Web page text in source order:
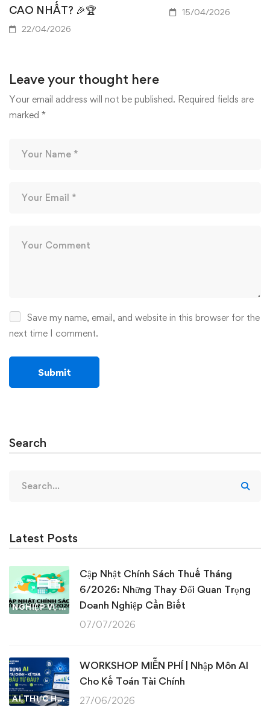
CAO NHẤT? 🎉🏆
22/04/2026
15/04/2026
Leave your thought here
Your email address will not be published. Required fields are
marked *
Save my name, email, and website in this browser for the
next time I comment.
Search
for:
Latest Posts
NGHIỆP VỤ KẾ TOÁN & THUẾ
Cập Nhật Chính Sách Thuế Tháng
6/2026: Những Thay Đổi Quan Trọng
Doanh Nghiệp Cần Biết
07/07/2026
AI THỰC HÀNH
WORKSHOP MIỄN PHÍ | Nhập Môn AI
Cho Kế Toán Tài Chính
27/06/2026